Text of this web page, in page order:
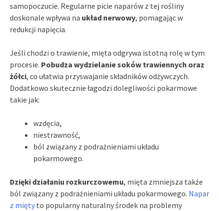
samopoczucie. Regularne picie naparów z tej rośliny
doskonale wpływa na układ nerwowy, pomagając w
redukcji napięcia.
Jeśli chodzi o trawienie, mięta odgrywa istotną rolę w tym
procesie. Pobudza wydzielanie soków trawiennych oraz
żółci, co ułatwia przyswajanie składników odżywczych.
Dodatkowo skutecznie łagodzi dolegliwości pokarmowe
takie jak:
wzdęcia,
niestrawność,
ból związany z podrażnieniami układu
pokarmowego.
Dzięki działaniu rozkurczowemu, mięta zmniejsza także
ból związany z podrażnieniami układu pokarmowego. Napar
z mięty to popularny naturalny środek na problemy